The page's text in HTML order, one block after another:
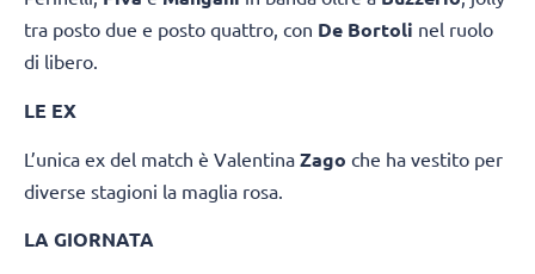
tra posto due e posto quattro, con De Bortoli nel ruolo
di libero.
LE EX
L’unica ex del match è Valentina Zago che ha vestito per
diverse stagioni la maglia rosa.
LA GIORNATA